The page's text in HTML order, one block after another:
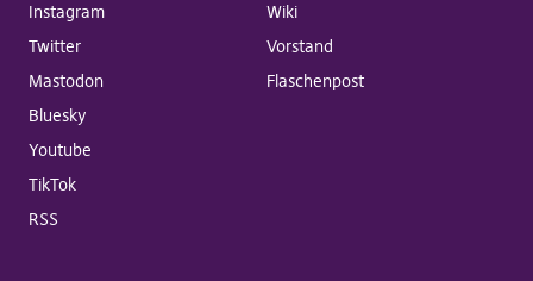
Instagram
Twitter
Mastodon
Bluesky
Youtube
TikTok
RSS
Wiki
Vorstand
Flaschenpost